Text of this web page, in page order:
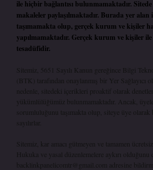
ile hiçbir bağlantısı bulunmamaktadır. Sitede
makaleler paylaşılmaktadır. Burada yer
taşımamakta olup, gerçek kurum ve kişiler
yapılmamaktadır. Gerçek kurum ve kişiler
tesadüfidir.
Sitemiz, 5651 Sayılı Kanun gereğince Bilgi
(BTK) tarafından onaylanmış bir Yer Sağlayıcı
nedenle, sitedeki içerikleri proaktif olarak
yükümlülüğümüz bulunmamaktadır. Ancak,
sorumluluğunu taşımakta olup, siteye üye
sayılırlar.
Sitemiz, kar amacı gütmeyen ve tamamen
Hukuka ve yasal düzenlemelere aykırı
backlinkpanelicomtr@gmail.com
adresine